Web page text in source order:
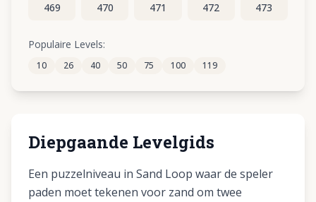
469 470 471 472 473
474 475
479 480 481 482
Populaire Levels:
10 26 40 50 75 100 119
Diepgaande Levelgids
Een puzzelniveau in Sand Loop waar de speler
paden moet tekenen voor zand om twee